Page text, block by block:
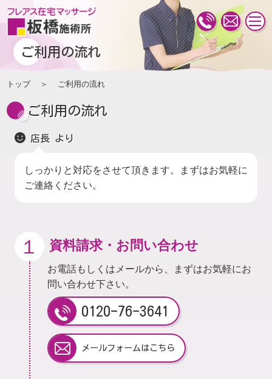
ご利用の流れ
トップ ご利用の流れ
ご利用の流れ
店長 より
しっかりと対応をさせて頂きます。まずはお気軽に
ご連絡ください。
１ 資料請求・お問い合わせ
お電話もしくはメールから、まずはお気軽にお
問い合わせ下さい。
0120-76-3641
メールフォームはこちら